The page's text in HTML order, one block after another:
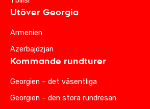
Utöver Georgia
Armenien
Azerbajdzjan
Kommande rundturer
Georgien – det väsentliga
Georgien – den stora rundresan